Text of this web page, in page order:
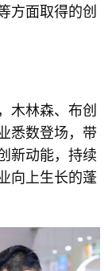
方面取得的创
木林森、布创
悉数登场，带
新动能，持续
向上生长的蓬